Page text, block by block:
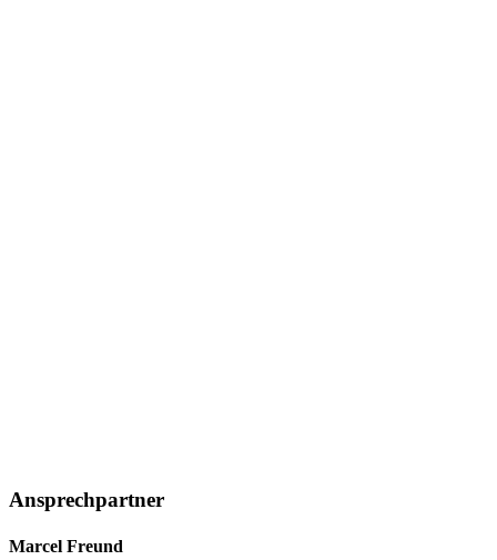
Ansprechpartner
Marcel Freund